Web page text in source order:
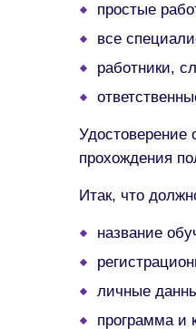
простые
все
работники,
Удостоверение
прохождения
Итак, что
название
личные
программа и